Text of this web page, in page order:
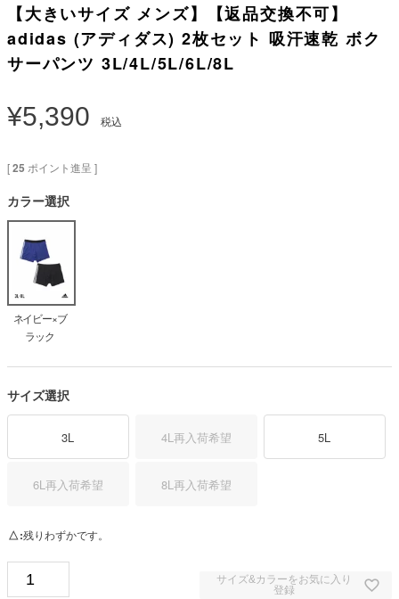
【大きいサイズ メンズ】【返品交換不可】
adidas (アディダス) 2枚セット 吸汗速乾 ボク
サーパンツ 3L/4L/5L/6L/8L
¥5,390 税込
[25 ポイント進呈 ]
カラー選択
ネイビー×ブ
ラック
サイズ選択
3L 4L再入荷希望 5L
6L再入荷希望 8L再入荷希望
△ 残りわずかです。
サイズ&カラーをお気に入り
登録